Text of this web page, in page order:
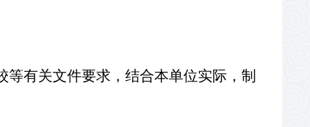
有关文件要求，结合本单位实际，制